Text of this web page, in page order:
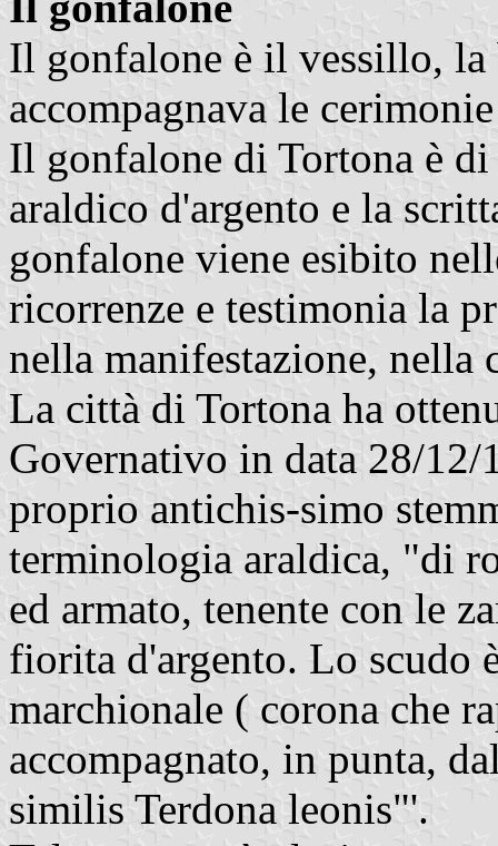
Il gonfalone è il vessillo, la
accompagnava le
Il gonfalone di Tortona è
araldico d'argento e la
gonfalone viene esibito
ricorrenze e testimonia la
nella manifestazione, nella
La città di Tortona ha
Governativo in data 28/
proprio antichis-simo
terminologia araldica, "di
ed armato, tenente con le
fiorita d'argento. Lo scudo
marchionale ( corona che
accompagnato, in punta,
similis Terdona leonis"'.